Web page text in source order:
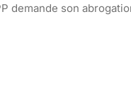
demande son